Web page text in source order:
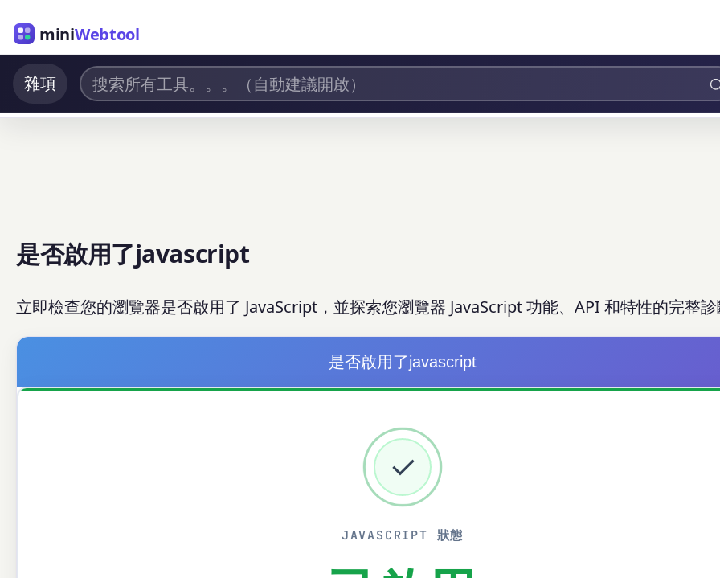
miniWebtool
雜項
是否啟用了javascript
立即檢查您的瀏覽器是否啟用了 JavaScript，並探索您瀏覽器 JavaScript 功能、API 和特性的完整
是否啟用了javascript
✓
JAVASCRIPT 狀態